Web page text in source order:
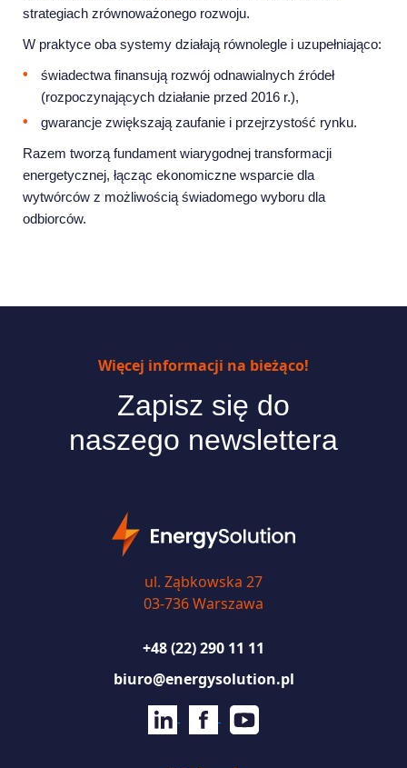
strategiach zrównoważonego rozwoju.
W praktyce oba systemy działają równolegle i uzupełniająco:
świadectwa finansują rozwój odnawialnych źródeł
(rozpoczynających działanie przed 2016 r.),
gwarancje zwiększają zaufanie i przejrzystość rynku.
Razem tworzą fundament wiarygodnej transformacji
energetycznej, łącząc ekonomiczne wsparcie dla
wytwórców z możliwością świadomego wyboru dla
odbiorców.
Więcej informacji na bieżąco!
Zapisz się do
naszego newslettera
ul. Ząbkowska 27
03-736 Warszawa
+48 (22) 290 11 11
biuro@energysolution.pl